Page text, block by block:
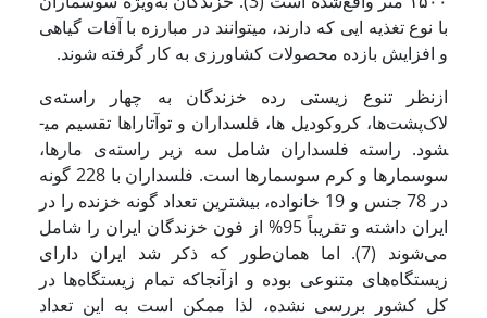
با نوع تغذیه ایی که دارند، می­توانند در مبارزه با آفات گیاهی
و افزایش بازده محصولات کشاورزی به کار گرفته شوند.
ازنظر تنوع زیستی رده خزندگان به چهار راسته‌ی
لاک‌پشت‌ها، کروکودیل ها، فلس­داران و توآتاراها تقسیم می­
شود. راسته فلس­داران شامل سه زیر راسته‌ی مارها،
سوسمارها و کرم سوسمارها است. فلس­داران با 228 گونه
در 78 جنس و 19 خانواده، بیشترین تعداد گونه خزنده را در
ایران داشته و تقریباً 95% از فون خزندگان ایران را شامل
می‌شوند (7). اما همان‌طور که ذکر شد ایران دارای
زیستگاه‌های متنوعی بوده و ازآنجاکه تمام زیستگاه‌ها در
کل کشور بررسی نشده، لذا ممکن است به این تعداد